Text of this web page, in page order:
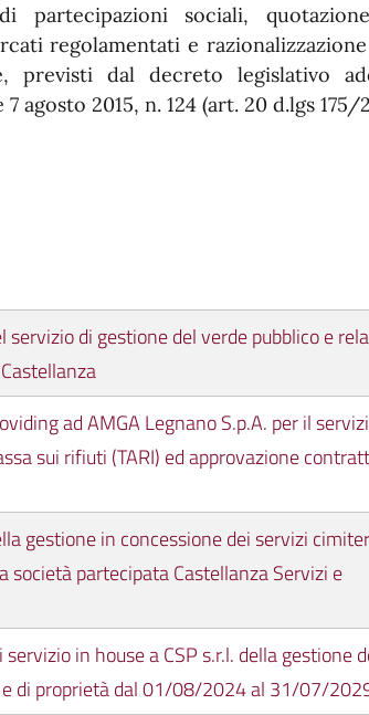
partecipazioni sociali,
regolamentati e
previsti dal decreto legislativo
agosto 2015, n. 124 (art. 20 d.lgs 175/
di gestione del verde pubblico e
ad AMGA Legnano S.p.A. per il
sui rifiuti (TARI) ed approvazione
gestione in concessione dei servizi
società partecipata Castellanza Servizi e
in house a CSP s.r.l. della gestione
di proprietà dal 01/08/2024 al 31/07/